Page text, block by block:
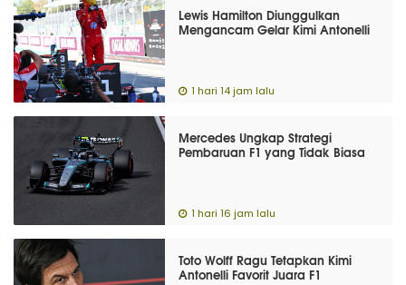
Lewis Hamilton Diunggulkan
Mengancam Gelar Kimi Antonelli
1 hari 14 jam lalu
Mercedes Ungkap Strategi
Pembaruan F1 yang Tidak Biasa
1 hari 16 jam lalu
Toto Wolff Ragu Tetapkan Kimi
Antonelli Favorit Juara F1